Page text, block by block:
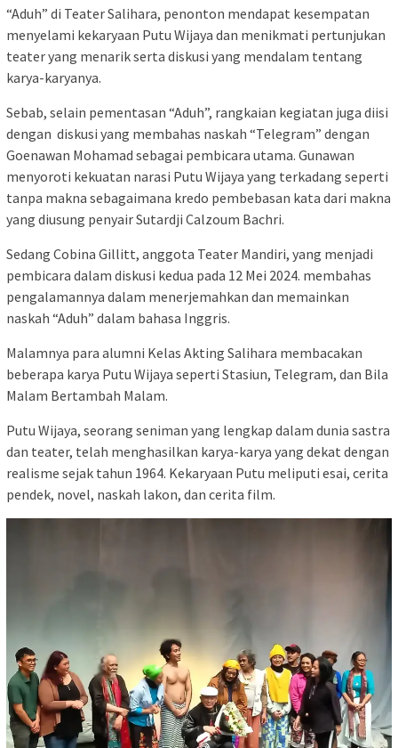
“Aduh” di Teater Salihara, penonton mendapat kesempatan
menyelami kekaryaan Putu Wijaya dan menikmati pertunjukan
teater yang menarik serta diskusi yang mendalam tentang
karya-karyanya.
Sebab, selain pementasan “Aduh”, rangkaian kegiatan juga diisi
dengan diskusi yang membahas naskah “Telegram” dengan
Goenawan Mohamad sebagai pembicara utama. Gunawan
menyoroti kekuatan narasi Putu Wijaya yang terkadang seperti
tanpa makna sebagaimana kredo pembebasan kata dari makna
yang diusung penyair Sutardji Calzoum Bachri.
Sedang Cobina Gillitt, anggota Teater Mandiri, yang menjadi
pembicara dalam diskusi kedua pada 12 Mei 2024. membahas
pengalamannya dalam menerjemahkan dan memainkan
naskah “Aduh” dalam bahasa Inggris.
Malamnya para alumni Kelas Akting Salihara membacakan
beberapa karya Putu Wijaya seperti Stasiun, Telegram, dan Bila
Malam Bertambah Malam.
Putu Wijaya, seorang seniman yang lengkap dalam dunia sastra
dan teater, telah menghasilkan karya-karya yang dekat dengan
realisme sejak tahun 1964. Kekaryaan Putu meliputi esai, cerita
pendek, novel, naskah lakon, dan cerita film.